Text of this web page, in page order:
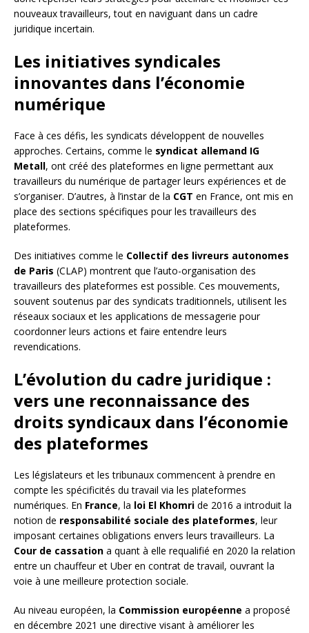
nouveaux travailleurs, tout en naviguant dans un cadre
juridique incertain.
Les initiatives syndicales
innovantes dans l’économie
numérique
Face à ces défis, les syndicats développent de nouvelles
approches. Certains, comme le syndicat allemand IG
Metall, ont créé des plateformes en ligne permettant aux
travailleurs du numérique de partager leurs expériences et de
s’organiser. D’autres, à l’instar de la CGT en France, ont mis en
place des sections spécifiques pour les travailleurs des
plateformes.
Des initiatives comme le Collectif des livreurs autonomes
de Paris (CLAP) montrent que l’auto-organisation des
travailleurs des plateformes est possible. Ces mouvements,
souvent soutenus par des syndicats traditionnels, utilisent les
réseaux sociaux et les applications de messagerie pour
coordonner leurs actions et faire entendre leurs
revendications.
L’évolution du cadre juridique :
vers une reconnaissance des
droits syndicaux dans l’économie
des plateformes
Les législateurs et les tribunaux commencent à prendre en
compte les spécificités du travail via les plateformes
numériques. En France, la loi El Khomri de 2016 a introduit la
notion de responsabilité sociale des plateformes, leur
imposant certaines obligations envers leurs travailleurs. La
Cour de cassation a quant à elle requalifié en 2020 la relation
entre un chauffeur et Uber en contrat de travail, ouvrant la
voie à une meilleure protection sociale.
Au niveau européen, la Commission européenne a proposé
en décembre 2021 une directive visant à améliorer les